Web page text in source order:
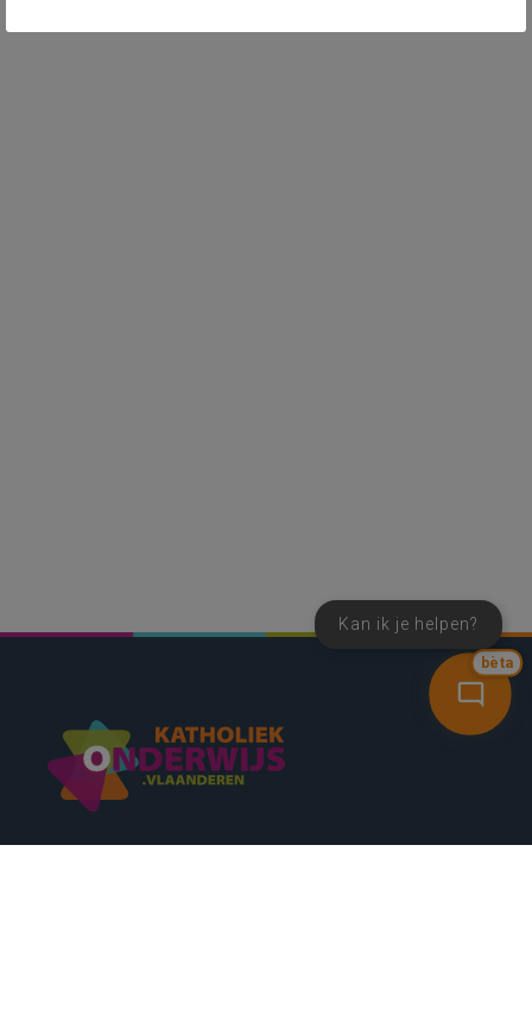
bèta
Kan ik je helpen?